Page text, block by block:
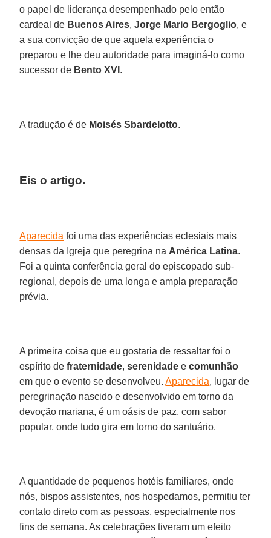
o papel de liderança desempenhado pelo então
cardeal de Buenos Aires,Jorge Mario Bergoglio, e
a sua convicção de que aquela experiência o
preparou e lhe deu autoridade para imaginá-lo como
sucessor de Bento XVI .
A tradução é de Moisés Sbardelotto.
Eis o artigo.
Aparecida foi uma das experiências eclesiais mais
densas da Igreja que peregrina na América Latina.
Foi a quinta conferência geral do episcopado sub-
regional, depois de uma longa e ampla preparação
prévia.
A primeira coisa que eu gostaria de ressaltar foi o
espírito defraternidade,serenidade ecomunhão
em que o evento se desenvolveu.Aparecida, lugar de
peregrinação nascido e desenvolvido em torno da
devoção mariana, é um oásis de paz, com sabor
popular, onde tudo gira em torno do santuário.
A quantidade de pequenos hotéis familiares, onde
nós, bispos assistentes, nos hospedamos, permitiu ter
contato direto com as pessoas, especialmente nos
fins de semana. As celebrações tiveram um efeito